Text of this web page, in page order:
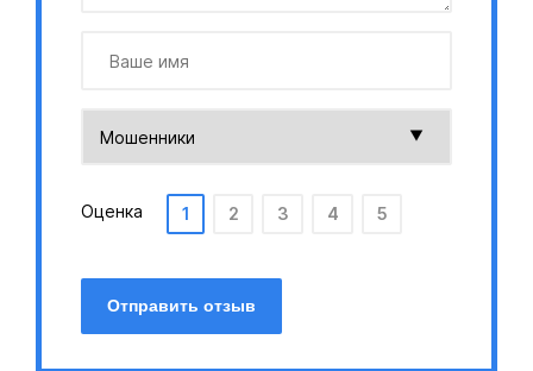
Оценка 1 2 3 4 5
Отправить отзыв